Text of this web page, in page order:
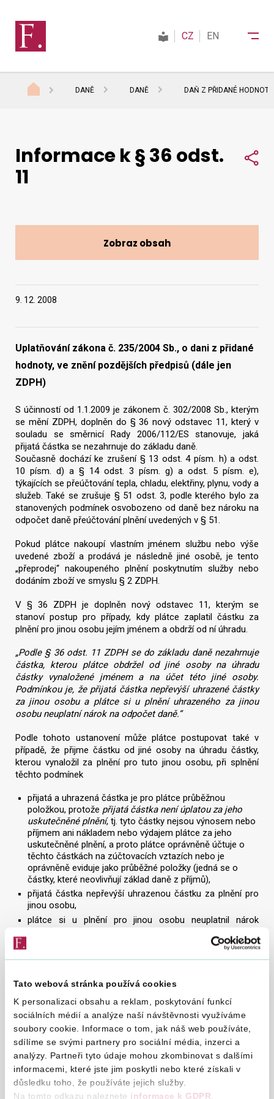
Tato webová stránka používá cookies
K personalizaci obsahu a reklam, poskytování funkcí
sociálních médií a analýze naší návštěvnosti využíváme
soubory cookie. Informace o tom, jak náš web používáte,
sdílíme se svými partnery pro sociální média, inzerci a
analýzy. Partneři tyto údaje mohou zkombinovat s dalšími
informacemi, které jste jim poskytli nebo které získali v
důsledku toho, že používáte jejich služby.
Na tomto odkazu naleznete informace k GDPR
Daně
CZ EN
DANĚ DANĚ DAŇ Z PŘIDANÉ HODNOTY
9. 12. 2008
Uplatňování zákona č. 235/2004 Sb., o dani z přidané
hodnoty, ve znění pozdějších předpisů (dále jen
ZDPH)
S účinností od 1.1.2009 je zákonem č. 302/2008 Sb., kterým
se mění ZDPH, doplněn do § 36 nový odstavec 11, který v
souladu se směrnicí Rady 2006/112/ES stanovuje, jaká
přijatá částka se nezahrnuje do základu daně.
Současně dochází ke zrušení § 13 odst. 4 písm. h) a odst.
10 písm. d) a § 14 odst. 3 písm. g) a odst. 5 písm. e),
týkajících se přeúčtování tepla, chladu, elektřiny, plynu, vody a
služeb. Také se zrušuje § 51 odst. 3, podle kterého bylo za
stanovených podmínek osvobozeno od daně bez nároku na
odpočet daně přeúčtování plnění uvedených v § 51.
Pokud plátce nakoupí vlastním jménem službu nebo výše
uvedené zboží a prodává je následně jiné osobě, je tento
„přeprodej“ nakoupeného plnění poskytnutím služby nebo
dodáním zboží ve smyslu § 2 ZDPH.
V § 36 ZDPH je doplněn nový odstavec 11, kterým se
stanoví postup pro případy, kdy plátce zaplatil částku za
plnění pro jinou osobu jejím jménem a obdrží od ní úhradu.
„Podle § 36 odst. 11 ZDPH se do základu daně nezahrnuje
částka, kterou plátce obdržel od jiné osoby na úhradu
částky vynaložené jménem a na účet této jiné osoby.
Podmínkou je, že přijatá částka nepřevýší uhrazené částky
za jinou osobu a plátce si u plnění uhrazeného za jinou
osobu neuplatní nárok na odpočet daně.“
Podle tohoto ustanovení může plátce postupovat také v
případě, že přijme částku od jiné osoby na úhradu částky,
kterou vynaložil za plnění pro tuto jinou osobu, při splnění
těchto podmínek
přijatá a uhrazená částka je pro plátce průběžnou
položkou, protože přijatá částka není úplatou za jeho
uskutečněné plnění, tj. tyto částky nejsou výnosem nebo
příjmem ani nákladem nebo výdajem plátce za jeho
uskutečněné plnění, a proto plátce oprávněně účtuje o
těchto částkách na zúčtovacích vztazích nebo je
oprávněně eviduje jako průběžné položky (jedná se o
částky, které neovlivňují základ daně z příjmů),
přijatá částka nepřevýší uhrazenou částku za plnění pro
jinou osobu,
plátce si u plnění pro jinou osobu neuplatnil nárok
odpočet daně.
osoby povinné k dani, a proto se nezahrnují do obratu podle
V případě zajištění služeb a zboží (teplo, chlad, plyn, elektřina
a voda), jejichž poskytování je spojeno s užíváním bytu nebo
nebytového prostoru (dále jen „plnění související s nájmem“),
a které je pronajímatel povinen zajistit pro nájemce, může
pronajímatel postupovat podle § 36 odst. 11 ZDPH, pokud
se nejedná o jeho uskutečněná plnění, a jestliže z nájemní
smlouvy uzavřené mezi pronajímatelem a nájemcem
Informace k § 36 odst.
11
Zobraz obsah